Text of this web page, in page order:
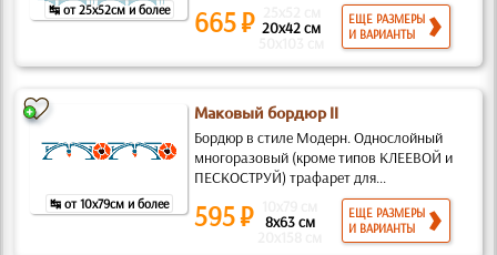
↹ от 25x52см и более 665 ₽ 20x42 см
ЕЩЕ РАЗМЕРЫ
И ВАРИАНТЫ
↹ от 10x79см и более
Маковый бордюр II
Бордюр в стиле Модерн. Однослойный
многоразовый (кроме типов КЛЕЕВОЙ и
ПЕСКОСТРУЙ) трафарет для...
595 ₽ 8x63 см
ЕЩЕ РАЗМЕРЫ
И ВАРИАНТЫ